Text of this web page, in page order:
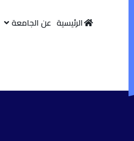
الرئيسية عن الجامعة